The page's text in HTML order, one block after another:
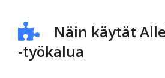
Näin käytät
‑työkalua